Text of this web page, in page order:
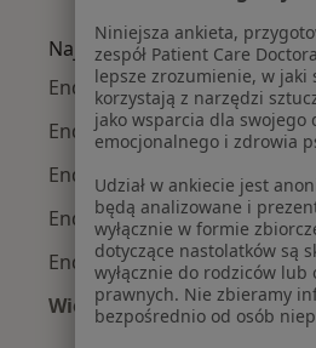
Najpopularniejsze
Endokrynolodzy z Allianz w
Endokrynolodzy z Signal
Endokrynolodzy z JP MEDICA
Endokrynolodzy z TU
Endokrynolodzy z Świat
Więcej (6)
Więcej w kategorii:
Niniejsza ankieta,
zespół Patient Care
lepsze zrozumienie, w jaki
korzystają z narzędzi
jako wsparcia dla swojego
emocjonalnego i zdrowia
Udział w ankiecie jest
będą analizowane i
wyłącznie w formie
dotyczące nastolatków są
wyłącznie do rodziców lub
prawnych. Nie zbieramy
bezpośrednio od osób